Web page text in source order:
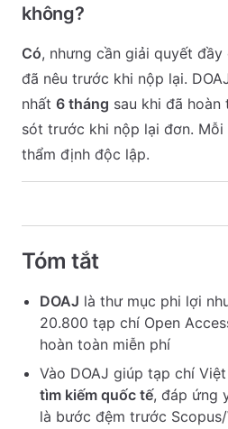
không?
Có, nhưng cần giải quyết đầy
đã nêu trước khi nộp lại.
nhất 6 tháng sau khi đã
sót trước khi nộp lại đơn.
thẩm định độc lập.
Tóm tắt
DOAJ là thư mục phi lợi
20.800 tạp chí Open
hoàn toàn miễn phí
Vào DOAJ giúp tạp chí
tìm kiếm quốc tế, đáp ứng
là bước đệm trước Scopus/